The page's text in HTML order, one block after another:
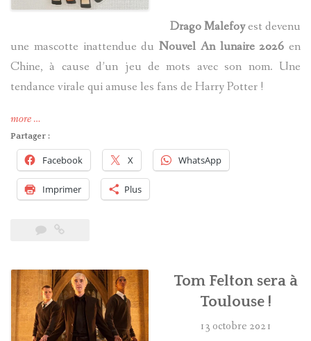
Drago Malefoyest devenu
une mascotte inattendue du Nouvel An lunaire 2026 en
Chine, à cause d’un jeu de mots avec son nom. Une
tendance virale qui amuse les fans de Harry Potter !
more« Drago
Malefoy
devient
une
mascotte
du
An
en
Chine »
…
Partager :
Facebook X WhatsApp
Imprimer Plus
Tom Felton sera à
Toulouse !
13 octobre 2021